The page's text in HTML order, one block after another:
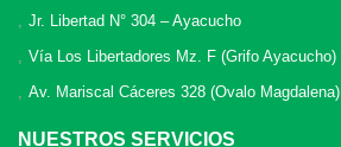
Jr. Libertad N° 304 – Ayacucho
Vía Los Libertadores Mz. F (Grifo Ayacucho)
Av. Mariscal Cáceres 328 (Ovalo Magdalena)
NUESTROS SERVICIOS